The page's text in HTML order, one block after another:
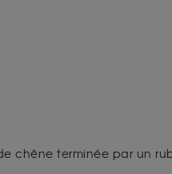
chêne terminée par un